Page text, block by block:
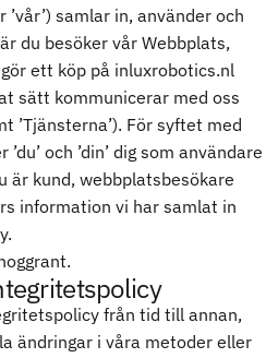
’vår’) samlar in, använder och
du besöker vår Webbplats,
ett köp på inluxrobotics.nl
sätt kommunicerar med oss
’Tjänsterna’). För syftet med
och ’din’ dig som användare
är kund, webbplatsbesökare
information vi har samlat in
från tid till annan,
ändringar i våra metoder eller